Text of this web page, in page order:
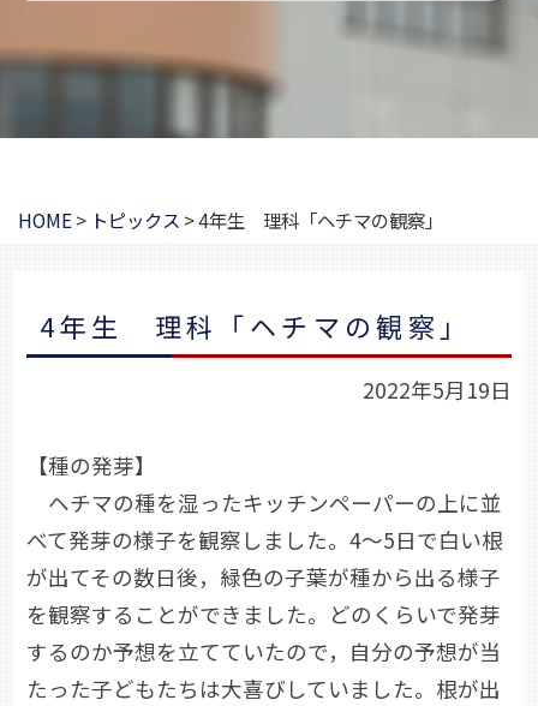
HOME> トピックス >4年生 理科「ヘチマの観察」
4年生 理科「ヘチマの観察」
2022年5月19日
【種の発芽】
ヘチマの種を湿ったキッチンペーパーの上に並
べて発芽の様子を観察しました。4～5日で白い根
が出てその数日後，緑色の子葉が種から出る様子
を観察することができました。どのくらいで発芽
するのか予想を立てていたので，自分の予想が当
たった子どもたちは大喜びしていました。根が出